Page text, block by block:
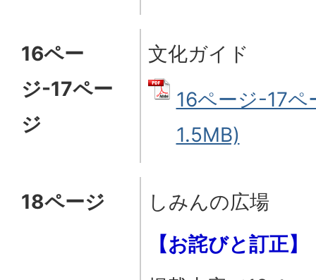
16ペー
ジ-17ペー
ジ
文化ガイド
16ページ-17ペ
1.5MB)
18ページ
しみんの広場
【お詫びと訂正】